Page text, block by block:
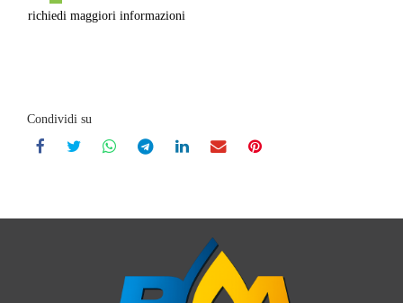
richiedi maggiori informazioni
Condividi su